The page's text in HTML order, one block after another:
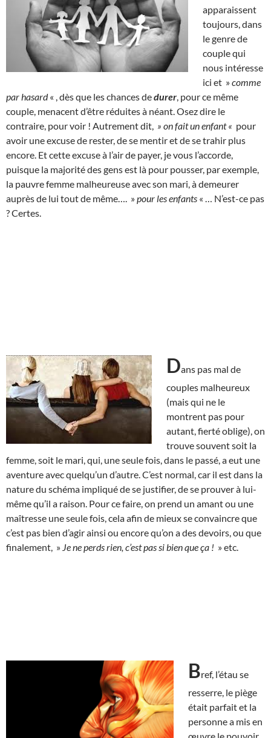
apparaissent
toujours, dans
le genre de
couple qui
nous intéresse
ici et »comme
par hasard« , dès que les chances dedurer , pour ce même
couple, menacent d’être réduites à néant. Osez dire le
contraire, pour voir ! Autrement dit, » on fait un enfant « pour
avoir une excuse de rester, de se mentir et de se trahir plus
encore. Et cette excuse à l’air de payer, je vous l’accorde,
puisque la majorité des gens est là pour pousser, par exemple,
la pauvre femme malheureuse avec son mari, à demeurer
auprès de lui tout de même…. »pour les enfants « … N’est-ce pas
? Certes.
Dans pas mal de
couples malheureux
(mais qui ne le
montrent pas pour
autant, fierté oblige), on
trouve souvent soit la
femme, soit le mari, qui, une seule fois, dans le passé, a eut une
aventure avec quelqu’un d’autre. C’est normal, car il est dans la
nature du schéma impliqué de se justifier, de se prouver à lui-
même qu’il a raison. Pour ce faire, on prend un amant ou une
maîtresse une seule fois, cela afin de mieux se convaincre que
c’est pas bien d’agir ainsi ou encore qu’on a des devoirs, ou que
finalement, » Je ne perds rien, c’est pas si bien que ça ! » etc.
Bref, l’étau se
resserre, le piège
était parfait et la
personne a mis en
œuvre le pouvoir